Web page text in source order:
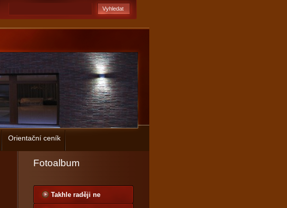
Orientační ceník
Fotoalbum
Takhle raději ne